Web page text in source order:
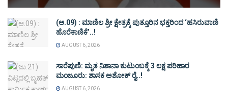
(ಆ.09) : ಮಾಣಿಲ ಶ್ರೀ ಕ್ಷೇತ್ರಕ್ಕೆ ಪುತ್ತೂರಿನ ಭಕ್ತರಿಂದ ‘ಹಸಿರುವಾಣಿ
ಹೊರೆಕಾಣಿಕೆ’..!
AUGUST 6, 2026
ಸಾರೆಪುಣಿ: ಮೃತ ನಿಶಾನಾ ಕುಟುಂಬಕ್ಕೆ 3 ಲಕ್ಷ ಪರಿಹಾರ
ಮಂಜೂರು: ಶಾಸಕ ಅಶೋಕ್ ರೈ..!
AUGUST 6, 2026